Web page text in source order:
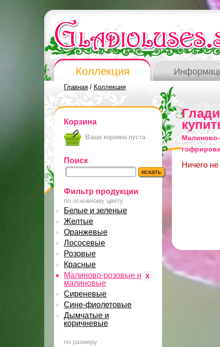
Коллекция
Главная / Коллекция
Корзина
Ваша корзина пуста
Поиск
Фильтр продукции
по основному цвету
Белые и зеленые
Желтые
Оранжевые
Лососевые
Розовые
Красные
x
Малиново-розовые и
малиновые
Сиреневые
Сине-фиолетовые
Дымчатые и
коричневые
по размеру
Ничего